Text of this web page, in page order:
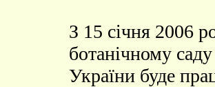
З 15 січня 2006
ботанічному
України буде